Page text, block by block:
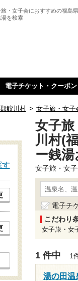
旅・女子会におすすめの福島
湯を検索
電子チケット・クーポン
鮫川村 > 女子旅・女子
女子
川村(
ー銭
女子旅・女
電子チ
こだわり
女子旅・女
1 件中 1
湯の田温
す